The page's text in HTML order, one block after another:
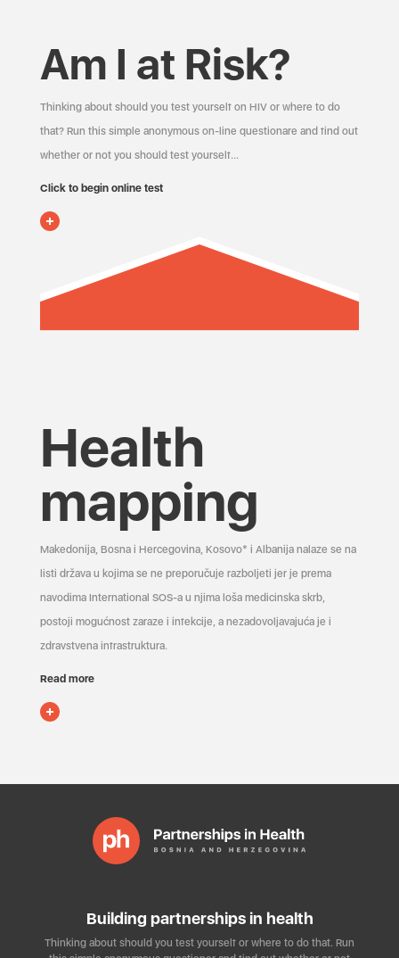
Am I at Risk?
Thinking about should you test yourself on HIV or where to do
that? Run this simple anonymous on-line questionare and find out
whether or not you should test yourself…
Click to begin online test
Health
mapping
Makedonija, Bosna i Hercegovina, Kosovo* i Albanija nalaze se na
listi država u kojima se ne preporučuje razboljeti jer je prema
navodima International SOS-a u njima loša medicinska skrb,
postoji mogućnost zaraze i infekcije, a nezadovoljavajuća je i
zdravstvena infrastruktura.
Read more
Building partnerships in health
Thinking about should you test yourself or where to do that. Run